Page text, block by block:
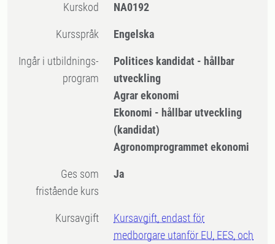
Kurskod NA0192
Kursspråk Engelska
Ingår i utbildnings-
program
Politices kandidat - hållbar
utveckling
Agrar ekonomi
Ekonomi - hållbar utveckling
(kandidat)
Agronomprogrammet ekonomi
Ges som
fristående kurs
Ja
Kursavgift
Kursavgift, endast för
medborgare utanför EU, EES, och